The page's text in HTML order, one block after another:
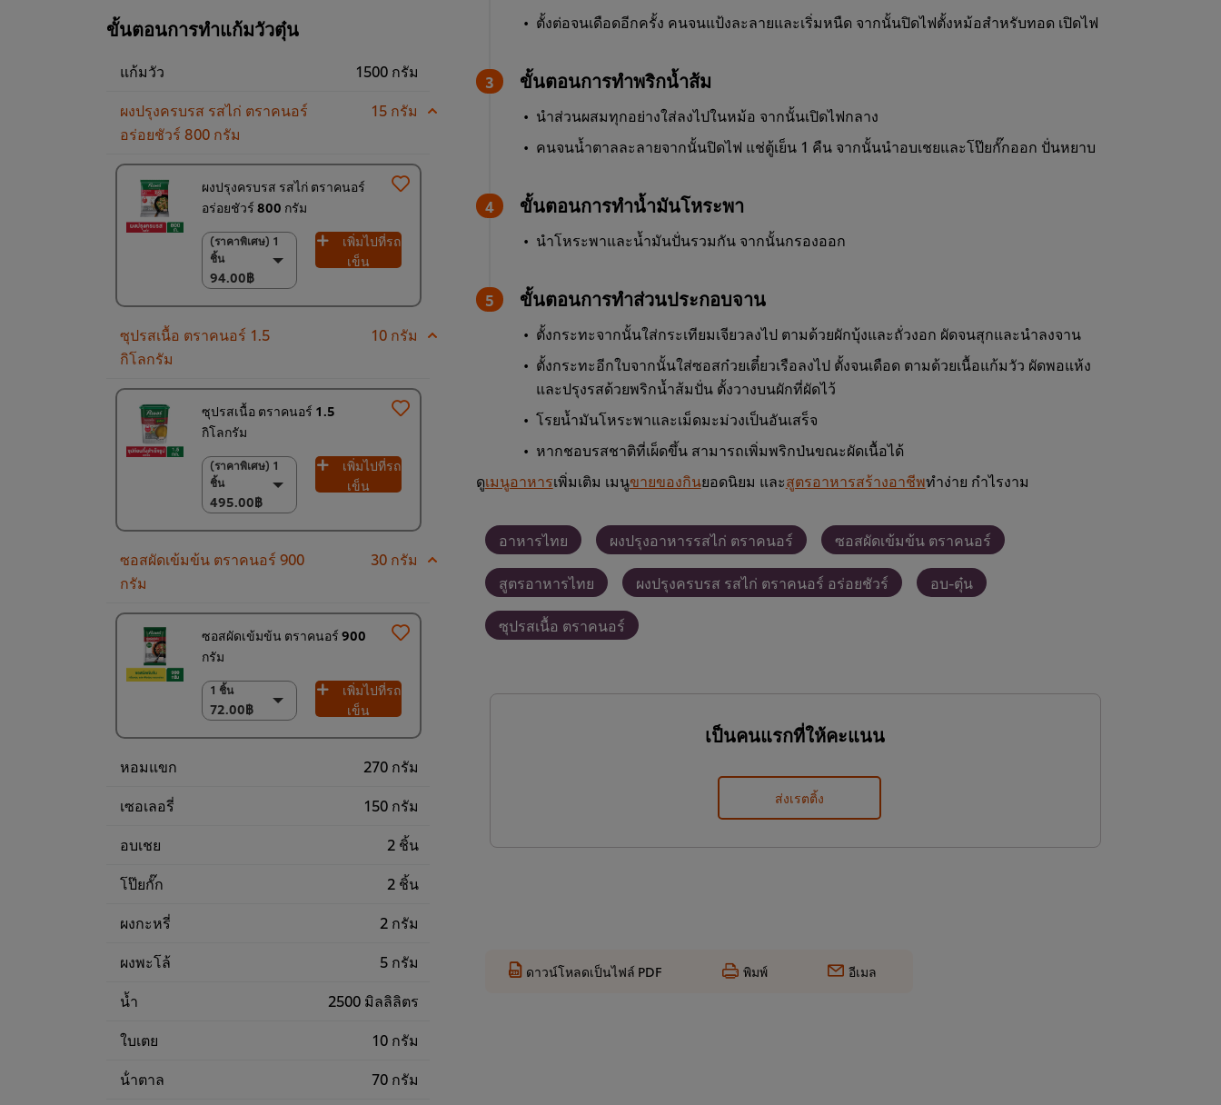
ขั้นตอนการทำแก้มวัวตุ๋น
แก้มวัว
1500 กรัม
ผงปรุงครบรส รสไก่ ตราคนอร์
อร่อยชัวร์ 800 กรัม
15 กรัม
ผงปรุงครบรส รสไก่ ตราคนอร์
อร่อยชัวร์ 800 กรัม
(ราคาพิเศษ) 1
ชิ้น
94.00฿
(ราคาพิเศษ) 1 ชิ้น
94.00฿
(ราคาพิเศษ) แพ็ค
เพิ่มไปที่รถ
เข็น
ซุปรสเนื้อ ตราคนอร์ 1.5
กิโลกรัม
10 กรัม
ซุปรสเนื้อ ตราคนอร์ 1.5
กิโลกรัม
(ราคาพิเศษ) 1
ชิ้น
495.00฿
(ราคาพิเศษ) 1 ชิ้น
495.00฿
(ราคาพิเศษ) แพ็ค
เพิ่มไปที่รถ
เข็น
ซอสผัดเข้มข้น ตราคนอร์ 900
กรัม
30 กรัม
ซอสผัดเข้มข้น ตราคนอร์ 900
กรัม
1 ชิ้น
72.00฿
1 ชิ้น
72.00฿
เพิ่มไปที่รถ
เข็น
หอมแขก
270 กรัม
เซอเลอรี่
150 กรัม
อบเชย
2 ชิ้น
โป๊ยกั๊ก
2 ชิ้น
ผงกะหรี่
2 กรัม
ผงพะโล้
5 กรัม
น้ำ
2500 มิลลิลิตร
ใบเตย
10 กรัม
น้ําตาล
70 กรัม
ตั้งต่อจนเดือดอีกครั้ง คนจนแป้งละลายและเริ่มหนืด จากนั้นปิดไฟตั้งหม้อสำหรับทอด เปิดไฟ
ขั้นตอนการทำพริกน้ำส้ม
นำส่วนผสมทุกอย่างใส่ลงไปในหม้อ จากนั้นเปิดไฟกลาง
คนจนน้ำตาลละลายจากนั้นปิดไฟ แช่ตู้เย็น 1 คืน จากนั้นนำอบเชยและโป๊ยกั๊กออก ปั่นหยาบ
ขั้นตอนการทำน้ำมันโหระพา
นำโหระพาและน้ำมันปั่นรวมกัน จากนั้นกรองออก
ขั้นตอนการทำส่วนประกอบจาน
ตั้งกระทะจากนั้นใส่กระเทียมเจียวลงไป ตามด้วยผักบุ้งและถั่วงอก ผัดจนสุกและนำลงจาน
ตั้งกระทะอีกใบจากนั้นใส่ซอสก๋วยเตี๋ยวเรือลงไป ตั้งจนเดือด ตามด้วยเนื้อแก้มวัว ผัดพอแห้ง
และปรุงรสด้วยพริกน้ำส้มปั่น ตั้งวางบนผักที่ผัดไว้
โรยน้ำมันโหระพาและเม็ดมะม่วงเป็นอันเสร็จ
หากชอบรสชาติที่เผ็ดขึ้น สามารถเพิ่มพริกป่นขณะผัดเนื้อได้
ดูเมนูอาหารเพิ่มเติม เมนูขายของกินยอดนิยม และสูตรอาหารสร้างอาชีพทำง่าย กำไรงาม
อาหารไทย ผงปรุงอาหารรสไก่ ตราคนอร์ ซอสผัดเข้มข้น ตราคนอร์
สูตรอาหารไทย ผงปรุงครบรส รสไก่ ตราคนอร์ อร่อยชัวร์ อบ-ตุ๋น
ซุปรสเนื้อ ตราคนอร์
เป็นคนแรกที่ให้คะแนน
ส่งเรตติ้ง
ดาวน์โหลดเป็นไฟล์ PDF พิมพ์ อีเมล